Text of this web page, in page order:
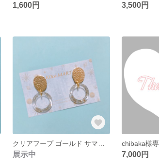
1,600円 3,500円
展示中
chibaka様
7,000円